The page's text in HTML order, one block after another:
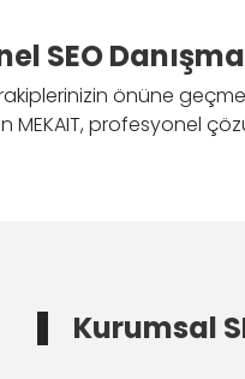
SEO
önüne geçmek
MEKAIT, profesyonel
Kurumsal